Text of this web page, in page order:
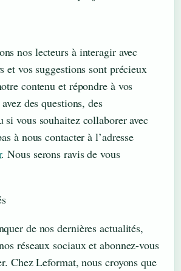
nos lecteurs à interagir avec
et vos suggestions sont précieux
contenu et répondre à vos
des questions, des
si vous souhaitez collaborer avec
à nous contacter à l’adresse
. Nous serons ravis de vous
de nos dernières actualités,
réseaux sociaux et abonnez-vous
Chez Leformat, nous croyons que